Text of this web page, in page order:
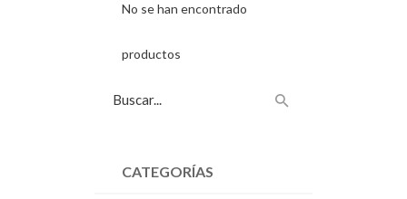
No se han encontrado
productos
CATEGORÍAS